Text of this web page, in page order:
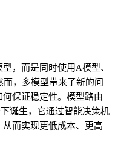
，而是同时使用A模型、
，多模型带来了新的问
保证稳定性。模型路由
诞生，它通过智能决策机
而实现更低成本、更高